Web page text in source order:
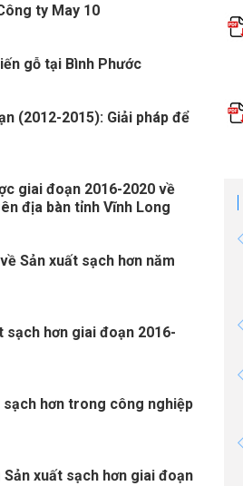
ty May 10
gỗ tại Bình Phước
(2012-2015): Giải pháp để
giai đoạn 2016-2020 về
địa bàn tỉnh Vĩnh Long
Sản xuất sạch hơn năm
sạch hơn giai đoạn 2016-
sạch hơn trong công nghiệp
Sản xuất sạch hơn giai đoạn